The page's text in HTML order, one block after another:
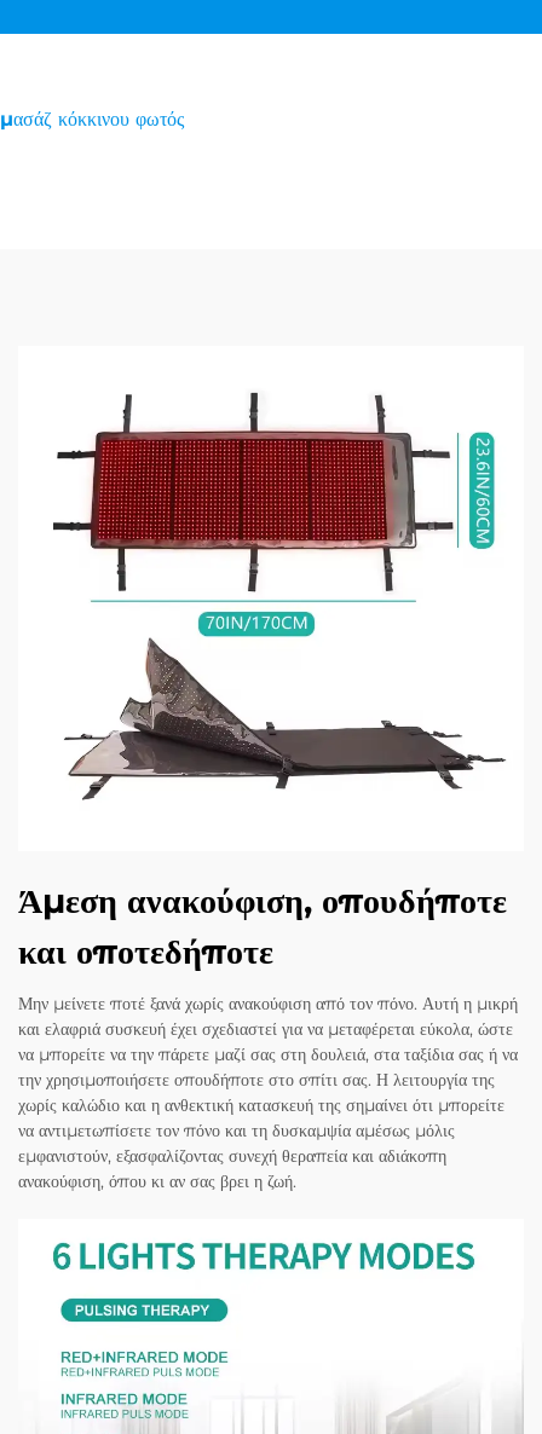
μασάζ κόκκινου φωτός
Άμεση ανακούφιση, οπουδήποτε
και οποτεδήποτε
Μην μείνετε ποτέ ξανά χωρίς ανακούφιση από τον πόνο. Αυτή η μικρή
και ελαφριά συσκευή έχει σχεδιαστεί για να μεταφέρεται εύκολα, ώστε
να μπορείτε να την πάρετε μαζί σας στη δουλειά, στα ταξίδια σας ή να
την χρησιμοποιήσετε οπουδήποτε στο σπίτι σας. Η λειτουργία της
χωρίς καλώδιο και η ανθεκτική κατασκευή της σημαίνει ότι μπορείτε
να αντιμετωπίσετε τον πόνο και τη δυσκαμψία αμέσως μόλις
εμφανιστούν, εξασφαλίζοντας συνεχή θεραπεία και αδιάκοπη
ανακούφιση, όπου κι αν σας βρει η ζωή.